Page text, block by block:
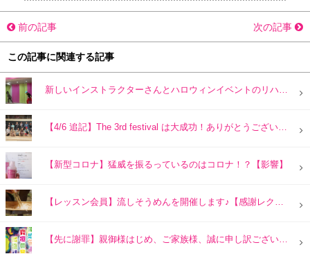
前の記事 次の記事
この記事に関連する記事
【新型コロナ】猛威を振るっているのはコロナ！？【影響】